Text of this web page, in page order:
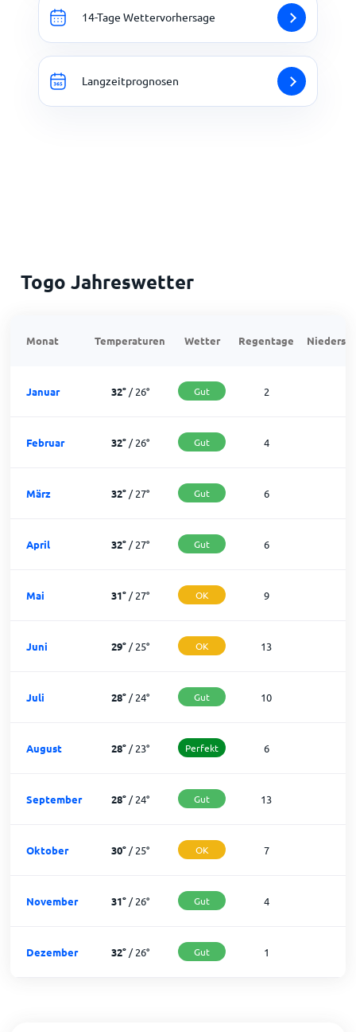
14-Tage Wettervorhersage
Langzeitprognosen
Togo Jahreswetter
Monat Temperaturen Wetter Regentage
Januar 32°/26° Gut 2
Februar 32°/26° Gut 4
März 32°/27° Gut 6
April 32°/27° Gut 6
Mai 31°/27° OK 9
Juni 29°/25° OK 13
Juli 28°/24° Gut 10
August 28°/23° Perfekt 6
September 28°/24° Gut 13
Oktober 30°/25° OK 7
November 31°/26° Gut 4
Dezember 32°/26° Gut 1